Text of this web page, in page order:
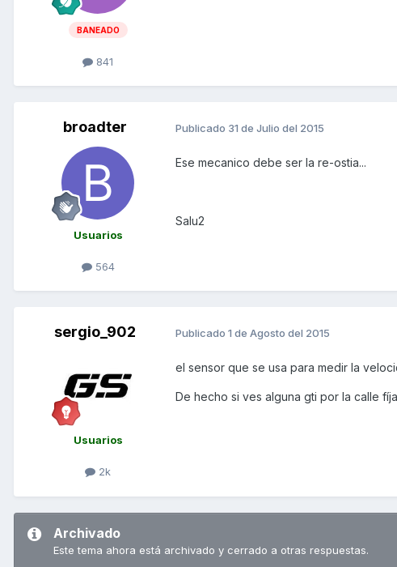
BANEADO
841
broadter
Usuarios
564
Publicado 31 de Julio del 2015
Ese mecanico debe ser la re-ostia...
Salu2
sergio_902
Usuarios
2k
Publicado 1 de Agosto del 2015
el sensor que se usa para medir la
De hecho si ves alguna gti por la calle
Archivado
Este tema ahora está archivado y cerrado a otras respuestas.